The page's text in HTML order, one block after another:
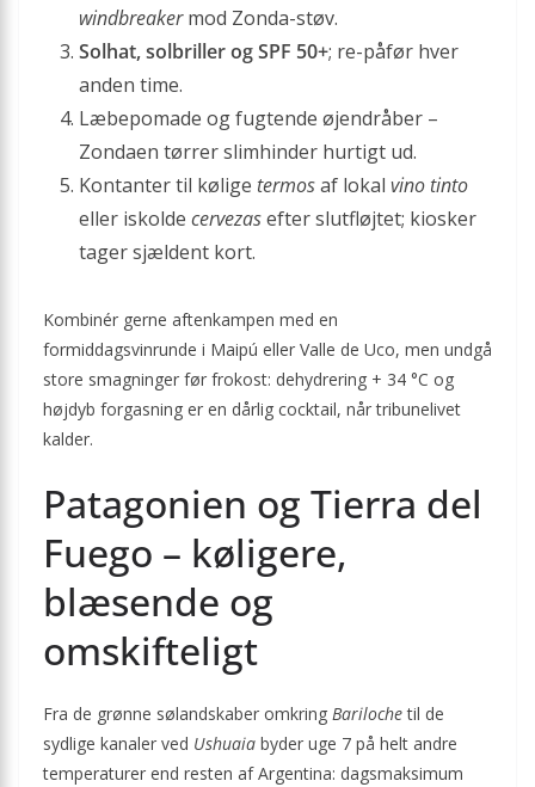
windbreakermod Zonda-støv.
Solhat, solbriller og SPF 50+; re-påfør hver
anden time.
Læbepomade og fugtende øjendråber –
Zondaen tørrer slimhinder hurtigt ud.
Kontanter til kølige termosaf lokal vino tinto
eller iskolde cervezasefter slutfløjtet; kiosker
tager sjældent kort.
Kombinér gerne aftenkampen med en
formiddagsvinrunde i Maipú eller Valle de Uco, men undgå
store smagninger før frokost: dehydrering + 34 °C og
højdyb forgasning er en dårlig cocktail, når tribunelivet
kalder.
Patagonien og Tierra del
Fuego – køligere,
blæsende og
omskifteligt
Fra de grønne sølandskaber omkring Barilochetil de
sydlige kanaler ved Ushuaia byder uge 7 på helt andre
temperaturer end resten af Argentina: dagsmaksimum